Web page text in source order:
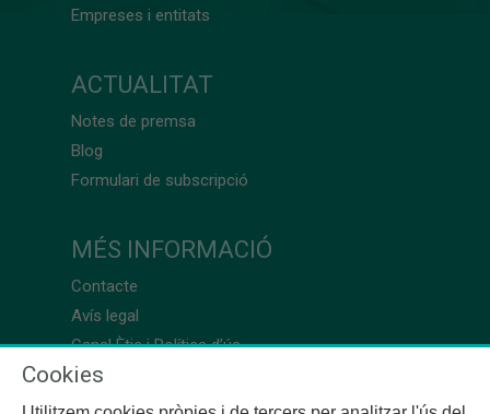
Empreses i entitats
ACTUALITAT
Notes de premsa
Blog
Formulari de subscripció
MÉS INFORMACIÓ
Contacte
Avís legal
Canal Ètic i Política d’ús
Cookies